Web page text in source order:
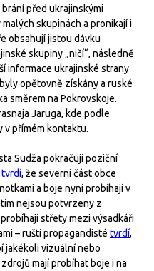
před ukrajinskými
skupinách a pronikají i
obsahují jistou dávku
skupiny „ničí“, následně
informace ukrajinské strany
opětovně získány a ruské
směrem na Pokrovskoje.
Jaruga, kde podle
přímém kontaktu.
Sudža pokračují poziční
tvrdí, že severní část obce
a boje nyní probíhají v
nejsou potvrzeny z
střety mezi výsadkáři
– ruští propagandisté tvrdí,
jakékoli vizuální nebo
mají probíhat boje i na